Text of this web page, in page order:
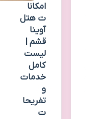
امکانا
ت هتل
آوینا
قشم |
لیست
کامل
خدمات
و
تفریحا
ت